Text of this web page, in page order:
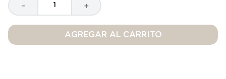
＋
－
AGREGAR AL CARRITO